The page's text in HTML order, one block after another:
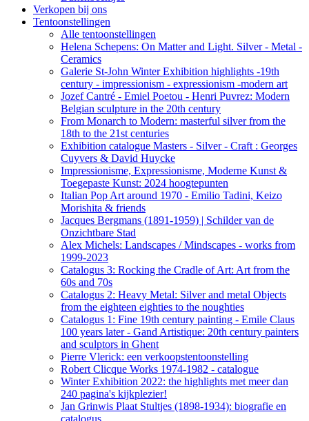
Verkopen bij ons
Tentoonstellingen
Alle tentoonstellingen
Helena Schepens: On Matter and Light. Silver - Metal -
Ceramics
Galerie St-John Winter Exhibition highlights -19th
century - impressionism - expressionism -modern art
Jozef Cantré - Emiel Poetou - Henri Puvrez: Modern
Belgian sculpture in the 20th century
From Monarch to Modern: masterful silver from the
18th to the 21st centuries
Exhibition catalogue Masters - Silver - Craft : Georges
Cuyvers & David Huycke
Impressionisme, Expressionisme, Moderne Kunst &
Toegepaste Kunst: 2024 hoogtepunten
Italian Pop Art around 1970 - Emilio Tadini, Keizo
Morishita & friends
Jacques Bergmans (1891-1959) | Schilder van de
Onzichtbare Stad
Alex Michels: Landscapes / Mindscapes - works from
1999-2023
Catalogus 3: Rocking the Cradle of Art: Art from the
60s and 70s
Catalogus 2: Heavy Metal: Silver and metal Objects
from the eighteen eighties to the noughties
Catalogus 1: Fine 19th century painting - Emile Claus
100 years later - Gand Artistique: 20th century painters
and sculptors in Ghent
Pierre Vlerick: een verkoopstentoonstelling
Robert Clicque Works 1974-1982 - catalogue
Winter Exhibition 2022: the highlights met meer dan
240 pagina's kijkplezier!
Jan Grinwis Plaat Stultjes (1898-1934): biografie en
catalogus